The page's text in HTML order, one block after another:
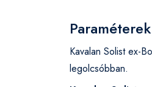
Kavalan Solist ex-
legolcsóbban.